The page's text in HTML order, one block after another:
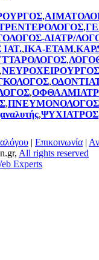
,
,
ΔΙΑΤΡ/
,ΙΚΑ-ΕΤΑΜ,
,
,ΝΕΥΡΟΧΕΙΡΟΥΡΓΟΣ
,
,
,ΠΝΕΥΜΟΝΟΛΟΓΟΣ
,ΨΥΧΙΑΤΡΟΣ
| Επικοινωνία |
All rights reserved
Experts